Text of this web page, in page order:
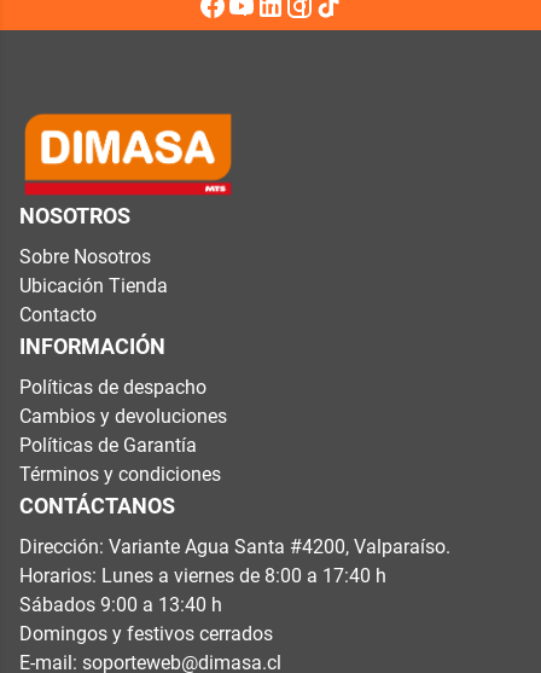
NOSOTROS
Sobre Nosotros
Ubicación Tienda
Contacto
INFORMACIÓN
Políticas de despacho
Cambios y devoluciones
Políticas de Garantía
Términos y condiciones
CONTÁCTANOS
Dirección: Variante Agua Santa #4200, Valparaíso.
Horarios: Lunes a viernes de 8:00 a 17:40 h
Sábados 9:00 a 13:40 h
Domingos y festivos cerrados
E-mail: soporteweb@dimasa.cl